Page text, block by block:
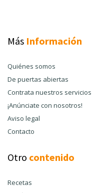
Más Información
Quiénes somos
De puertas abiertas
Contrata nuestros servicios
¡Anúnciate con nosotros!
Aviso legal
Contacto
Otro contenido
Recetas